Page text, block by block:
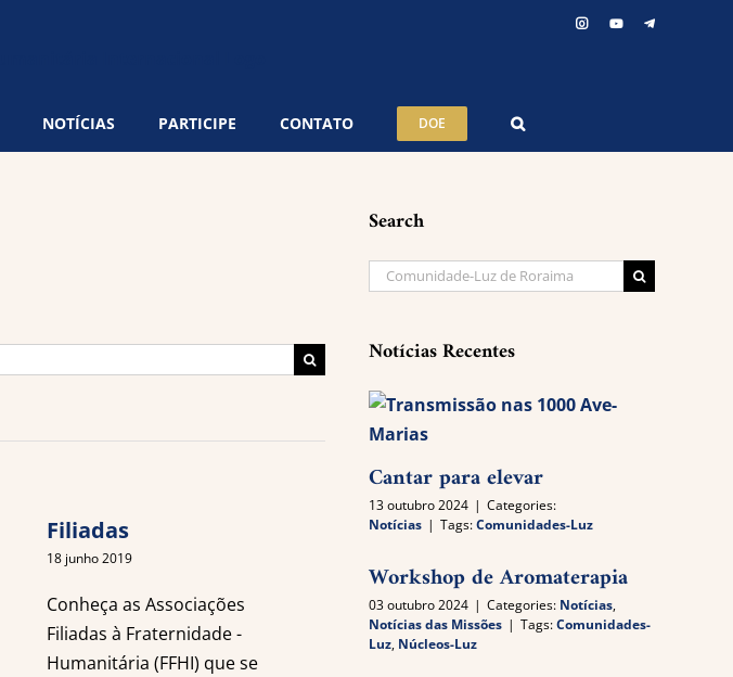
InstagramYouTubeTelegram
NOTÍCIAS PARTICIPE CONTATO DOE
Buscar
resultados
Filiadas
18 junho 2019
Conheça as Associações
Filiadas à Fraternidade -
Humanitária (FFHI) que se
Search
Buscar
resultados
Notícias Recentes
Cantar para elevar
13 outubro 2024 | Categories:
Notícias | Tags:Comunidades-Luz
Workshop de Aromaterapia
03 outubro 2024 | Categories: Notícias,
Notícias das Missões | Tags:Comunidades-
Luz, Núcleos-Luz